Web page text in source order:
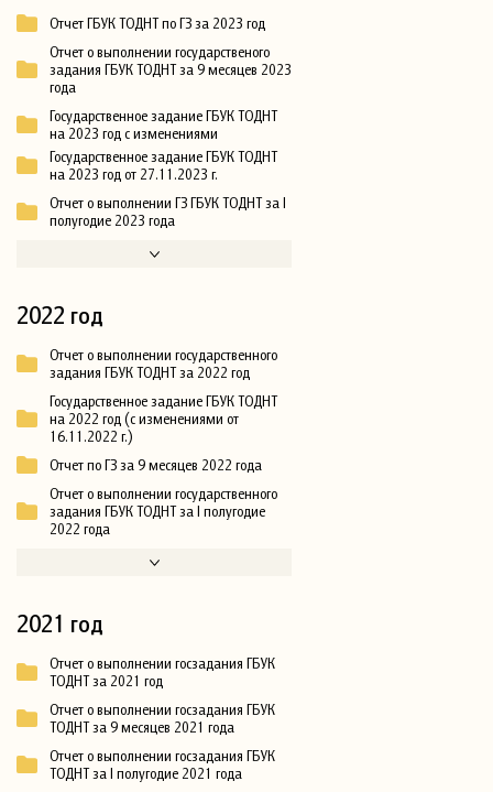
Отчет ГБУК ТОДНТ по ГЗ за 2023 год
Отчет о выполнении государственого
задания ГБУК ТОДНТ за 9 месяцев 2023
года
Государственное задание ГБУК ТОДНТ
на 2023 год с изменениями
Государственное задание ГБУК ТОДНТ
на 2023 год от 27.11.2023 г.
Отчет о выполнении ГЗ ГБУК ТОДНТ за I
полугодие 2023 года
2022 год
Отчет о выполнении государственного
задания ГБУК ТОДНТ за 2022 год
Государственное задание ГБУК ТОДНТ
на 2022 год (с изменениями от
16.11.2022 г.)
Отчет по ГЗ за 9 месяцев 2022 года
Отчет о выполнении государственного
задания ГБУК ТОДНТ за I полугодие
2022 года
2021 год
Отчет о выполнении госзадания ГБУК
ТОДНТ за 2021 год
Отчет о выполнении госзадания ГБУК
ТОДНТ за 9 месяцев 2021 года
Отчет о выполнении госзадания ГБУК
ТОДНТ за I полугодие 2021 года